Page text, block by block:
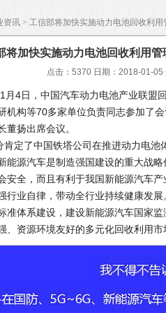
资讯 > 工信部将加快实施动力电池回收利
将加快实施动力电池回收利用
点击：5370 日期：2018-01-05
4日，中国汽车动力电池产业联盟
机构等70多家单位负责同志参加了
董扬出席会议。
定了中国铁塔公司在推进动力电池
能源汽车是制造强国建设的重大战
安全，而且有利于我国新能源汽车
行业自律，带动全行业持续健康发
准体系建设，建设新能源汽车国家
、资源环境友好的多元化回收利用市